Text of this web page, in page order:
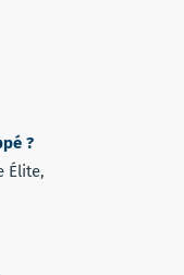
?
Élite,